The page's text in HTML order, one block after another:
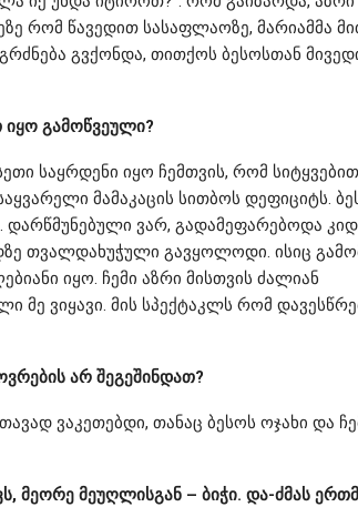
რომ წავედით სასაფლაოზე, მარიამმა
გვქონდა, თითქოს ბესოსთან
გამოწვეული?
საყრდენი იყო ჩემთვის, რომ
მამაკაცის სითბოს დეფიციტს.
ვარ, გადამეფარებოდა
თვალდახუჭული გავყოლოდი. ისიც
იყო. ჩემი აზრი მისთვის ძალიან
მე ვიყავი. მის სპექტაკლს რომ
არ შეგეშინდათ?
ვაკეთებდი, თანაც ბესოს ოჯახი და
მეორე მეუღლისგან – ბიჭი. და-ძმას